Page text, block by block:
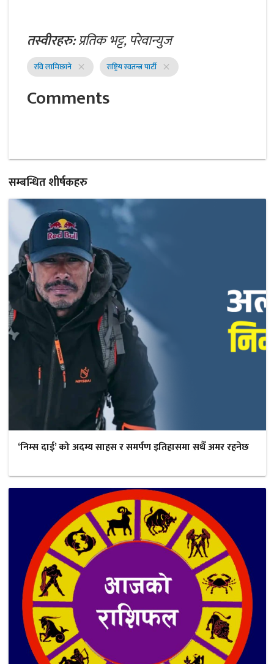
तस्वीरहरु:प्रतिक भट्ट, परेवान्युज
रवि लामिछाने close राष्ट्रिय स्वतन्त्र पार्टी close
Comments
सम्बन्धित शीर्षकहरु
‘निम्स दाई’ को अदम्य साहस र समर्पण इतिहासमा सधैँ अमर रहनेछ